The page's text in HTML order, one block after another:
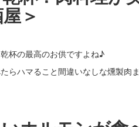
＞
杯の最高のお供ですよね♪
らハマること間違いなしな燻製肉